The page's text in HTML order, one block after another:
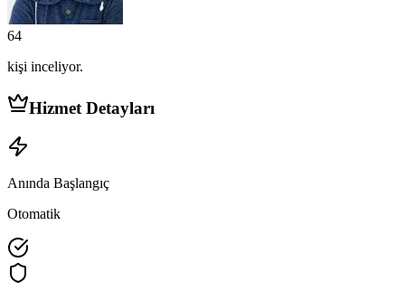
64
kişi inceliyor.
Hizmet Detayları
Anında Başlangıç
Otomatik